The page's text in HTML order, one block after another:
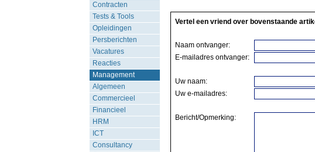
Contracten
Tests & Tools
Opleidingen
Persberichten
Vacatures
Reacties
Management
Algemeen
Commercieel
Financieel
HRM
ICT
Consultancy
Vertel een vriend over bovenstaande
Naam ontvanger:
E-mailadres ontvanger:
Uw naam:
Uw e-mailadres:
Bericht/Opmerking: